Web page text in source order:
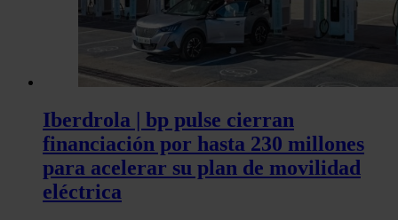
Iberdrola | bp pulse cierran
financiación por hasta 230 millones
para acelerar su plan de movilidad
eléctrica